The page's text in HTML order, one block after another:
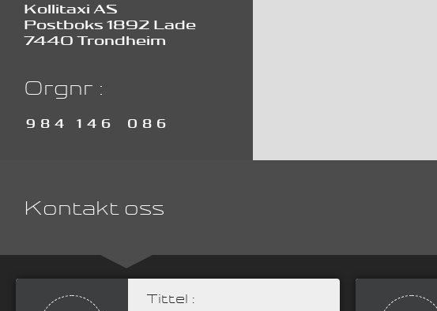
Kollitaxi AS
Postboks 1892 Lade
7440 Trondheim
Orgnr :
984 146 086
Kontakt oss
Tittel :